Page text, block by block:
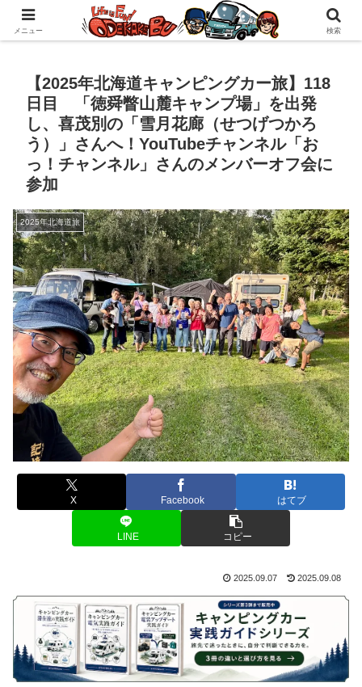
自作キャンピングカーで1年の3分の1を北海道でのんびりバンライフ♪
【2025年北海道キャンピングカー旅】118
日目 「徳舜瞥山麓キャンプ場」を出発
し、喜茂別の「雪月花廊（せつげつかろ
う）」さんへ！YouTubeチャンネル「お
っ！チャンネル」さんのメンバーオフ会に
参加
2025年北海道旅
X Facebook はてブ
LINE コピー
2025.09.07 2025.09.08
メニュー 検索